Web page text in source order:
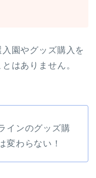
園やグッズ購入を
はありません。
インのグッズ購
変わらない！